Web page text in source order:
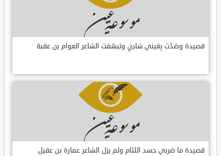
قصيدة وصَدَّت بِعَيني شادِنٍ وتبسّمَت الشاعر العوام بن عقبة
قصيدة ما ضرني حسد اللئام ولم يزل الشاعر عمارة بن عقيل